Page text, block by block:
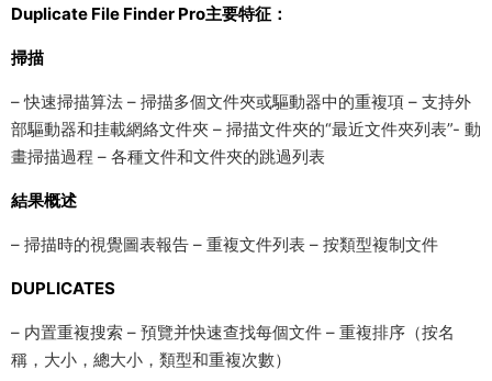
Duplicate File Finder Pro主要特征：
掃描
– 快速掃描算法 – 掃描多個文件夾或驅動器中的重複項 – 支持外
部驅動器和挂載網絡文件夾 – 掃描文件夾的“最近文件夾列表”- 動
畫掃描過程 – 各種文件和文件夾的跳過列表
結果概述
– 掃描時的視覺圖表報告 – 重複文件列表 – 按類型複制文件
DUPLICATES
– 内置重複搜索 – 預覽并快速查找每個文件 – 重複排序（按名
稱，大小，總大小，類型和重複次數）